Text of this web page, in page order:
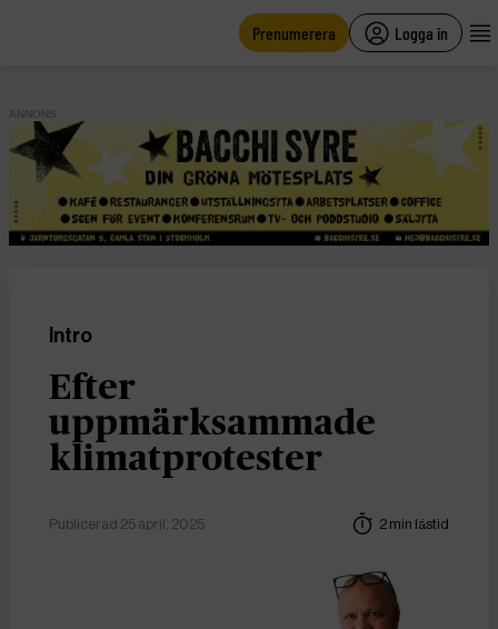
Prenumerera Logga in
ANNONS
Intro
Efter
uppmärksammade
klimatprotester
Publicerad 25 april, 2025 2 min lästid